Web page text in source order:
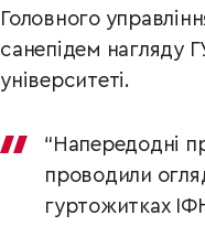
Головного
санепідем нагляду
університеті.
“Напередодні
проводили
гуртожитках